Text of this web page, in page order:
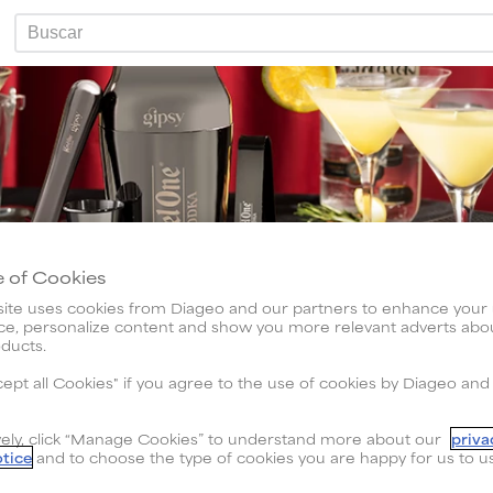
Buscar
Bar, você encontra as melhores opções
of Cookies
uses cookies from Diageo and our partners to enhance your
personalize content and show you more relevant adverts
all Cookies" if you agree to the use of cookies by Diageo
click “Manage Cookies” to understand more about our
and to choose the type of cookies you are happy for us to